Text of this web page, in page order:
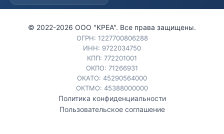
© 2022-2026 ООО "КРЕА". Все права защищены.
ОГРН: 1227700806288
ИНН: 9722034750
КПП: 772201001
ОКПО: 71266931
ОКАТО: 45290564000
ОКТМО: 45388000000
Политика конфиденциальности
Пользовательское соглашение